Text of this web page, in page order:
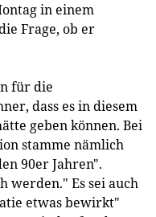
in einem
Frage, ob er
für die
dass es in diesem
geben können. Bei
stamme nämlich
90er Jahren".
werden." Es sei auch
etwas bewirkt"